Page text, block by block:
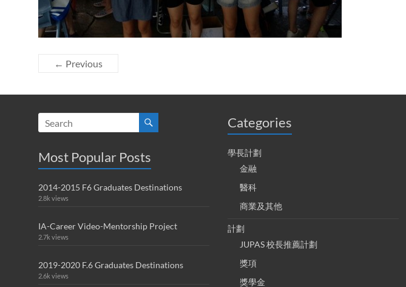
← Previous
Most Popular Posts
2014-2015 F6 Graduates Destinations
2.8k views
IA-Career Video-Mentorship Project
2.7k views
2019-2020 F.6 Graduates Destinations
2.6k views
Categories
學長計劃
金融
醫科
商業及其他
計劃
JUPAS 校長推薦計劃
獎項
獎學金